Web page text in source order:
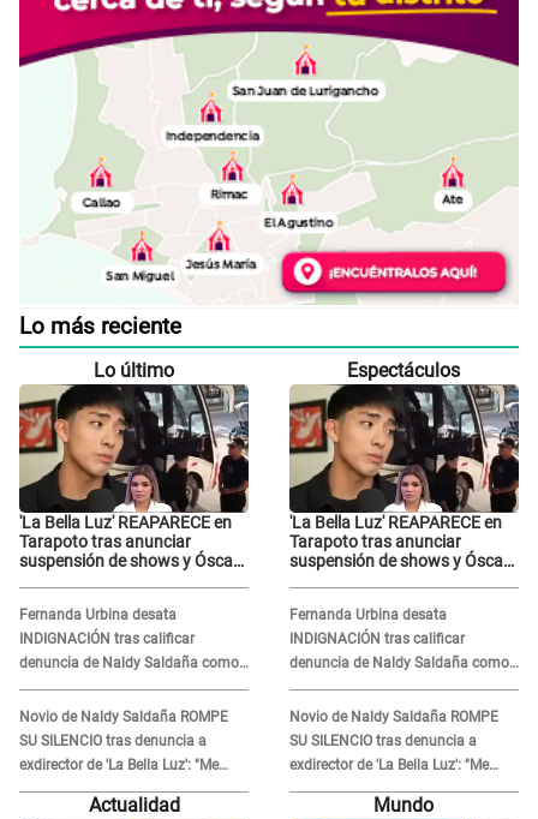
Lo más reciente
Lo último
'La Bella Luz' REAPARECE en
Tarapoto tras anunciar
suspensión de shows y Óscar
Fernanda Urbina desata
INDIGNACIÓN tras calificar
denuncia de Naldy Saldaña como
'acto bochornoso': "No es justo
atacar a otra mujer"
Novio de Naldy Saldaña ROMPE
SU SILENCIO tras denuncia a
exdirector de 'La Bella Luz': "Me
basta con que ella esté bien"
Espectáculos
'La Bella Luz' REAPARECE en
Tarapoto tras anunciar
suspensión de shows y Óscar
Fernanda Urbina desata
INDIGNACIÓN tras calificar
denuncia de Naldy Saldaña como
'acto bochornoso': "No es justo
atacar a otra mujer"
Novio de Naldy Saldaña ROMPE
SU SILENCIO tras denuncia a
exdirector de 'La Bella Luz': "Me
basta con que ella esté bien"
Actualidad Mundo